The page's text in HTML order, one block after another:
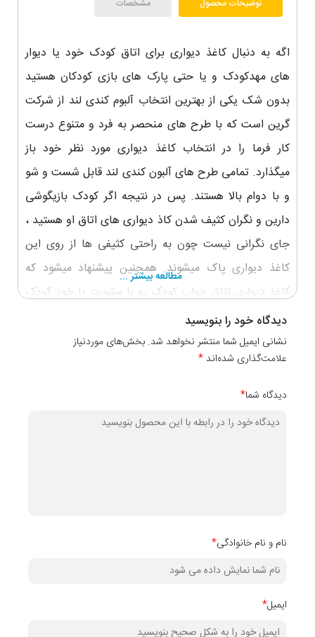
توضیحات محصول مشخصات
اگه به دنبال کاغذ دیواری برای اتاق کودک خود یا دیوار
های مهدکودک و یا حتی پارک های بازی کودکان هستید
بدون شک یکی از بهترین انتخاب آلبوم کندی لند از شرکت
گرین است که با طرح های منحصر به فرد و متنوع درست
کار فرما را در انتخاب کاغذ دیواری مورد نظر خود باز
میگذارد. تمامی طرح های آلبون کندی لند قابل شست و شو
و با دوام بالا هستند. پس در نتیجه اگر کودک بازیگوشی
دارین و نگران کثیف شدن کاذ دیواری های اتاق او هستید ،
جای نگرانی نیست چون به راحتی کثیفی ها از روی این
کاغذ دیواری پاک میشوند. همچنین پیشنهاد میشود که
کاغذ دیواری اتاق خواب کودک رو با مشورت با خود کودک
بگیرید تا او هم از اتاق خوابش لذت ببرد.
مطالعه بیشتر ...
دیدگاه خود را بنویسید
نشانی ایمیل شما منتشر نخواهد شد. بخش‌های موردنیاز
علامت‌گذاری شده‌اند*
دیدگاه شما*
نام و نام خانوادگی*
ایمیل*